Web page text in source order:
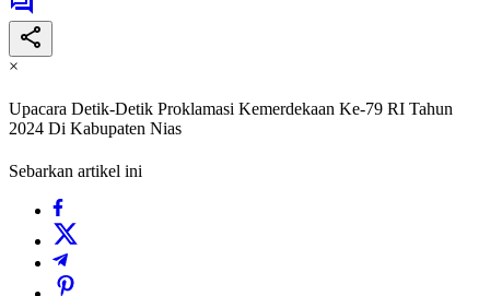
×
Upacara Detik-Detik Proklamasi Kemerdekaan Ke-79 RI Tahun
2024 Di Kabupaten Nias
Sebarkan artikel ini